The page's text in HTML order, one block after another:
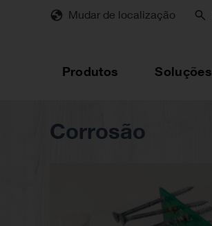
Mudar de localização
Produtos Soluções
Corrosão